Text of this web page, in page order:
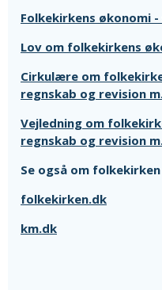
Folkekirkens økonomi
Lov om folkekirkens
Cirkulære om
regnskab og revision
Vejledning om
regnskab og revision
Se også om
folkekirken.dk
km.dk